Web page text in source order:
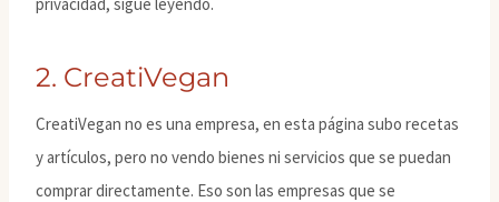
2. CreatiVegan
CreatiVegan no es una empresa, en esta página subo recetas
y artículos, pero no vendo bienes ni servicios que se puedan
comprar directamente. Eso son las empresas que se